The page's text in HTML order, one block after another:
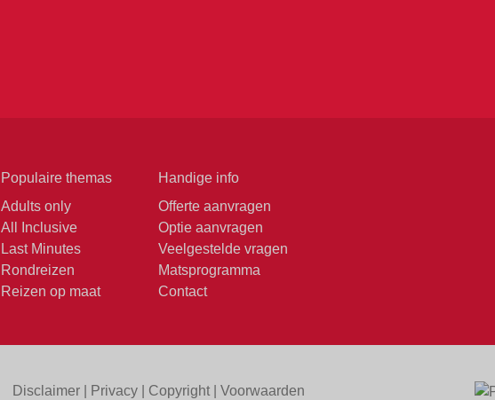
Populaire themas
Adults only
All Inclusive
Last Minutes
Rondreizen
Reizen op maat
Handige info
Offerte aanvragen
Optie aanvragen
Veelgestelde vragen
Matsprogramma
Contact
Disclaimer| Privacy| Copyright| Voorwaarden